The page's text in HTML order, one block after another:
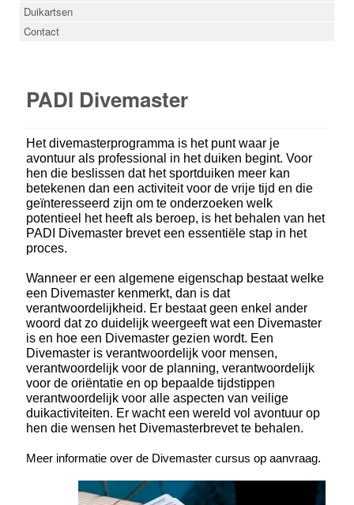
Duikartsen
Contact
PADI Divemaster
Het divemasterprogramma is het punt waar je
avontuur als professional in het duiken begint. Voor
hen die beslissen dat het sportduiken meer kan
betekenen dan een activiteit voor de vrije tijd en die
geïnteresseerd zijn om te onderzoeken welk
potentieel het heeft als beroep, is het behalen van het
PADI Divemaster brevet een essentiële stap in het
proces.
Wanneer er een algemene eigenschap bestaat welke
een Divemaster kenmerkt, dan is dat
verantwoordelijkheid. Er bestaat geen enkel ander
woord dat zo duidelijk weergeeft wat een Divemaster
is en hoe een Divemaster gezien wordt. Een
Divemaster is verantwoordelijk voor mensen,
verantwoordelijk voor de planning, verantwoordelijk
voor de oriëntatie en op bepaalde tijdstippen
verantwoordelijk voor alle aspecten van veilige
duikactiviteiten. Er wacht een wereld vol avontuur op
hen die wensen het Divemasterbrevet te behalen.
Meer informatie over de Divemaster cursus op aanvraag.